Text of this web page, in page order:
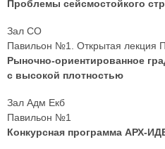
Проблемы сейсмостойкого
Зал СО
Павильон №1. Открытая лекция
Рыночно-ориентированное
с высокой плотностью
Зал Адм Екб
Павильон №1
Конкурсная программа АРХ-